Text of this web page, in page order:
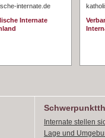
internate.de
Internate
Internate stellen
Lage und